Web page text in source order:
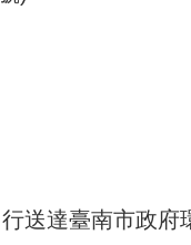
送達臺南市政府